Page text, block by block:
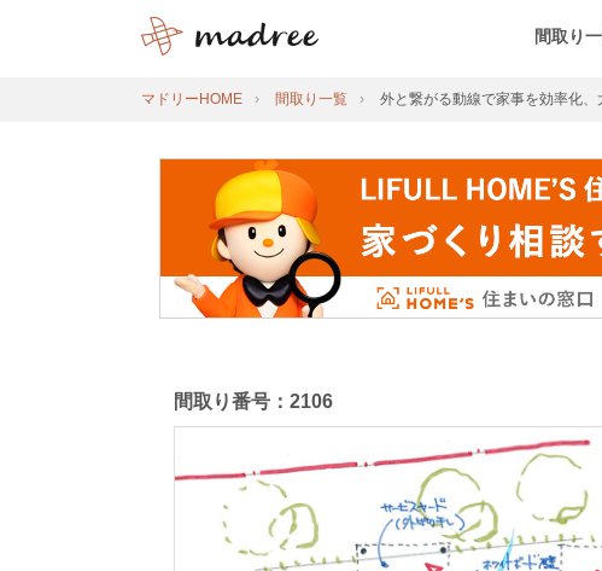
間取り
マドリーHOME 間取り一覧 外と繋がる動線で家事を効率化
間取り番号：2106